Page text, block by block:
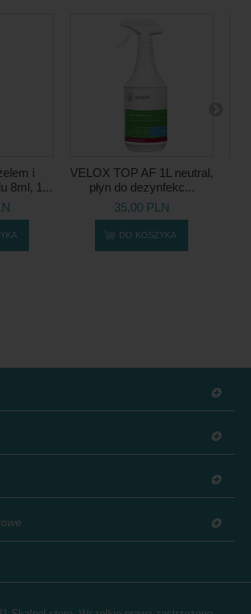
i
8ml, 1...
VELOX TOP AF 1L neutral,
płyn do dezynfekc...
35,00 PLN
DO KOSZYKA